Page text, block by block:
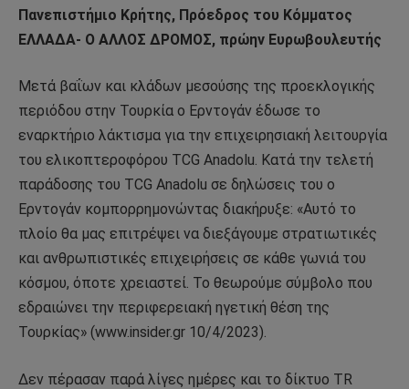
Πανεπιστήμιο Κρήτης, Πρόεδρος του Κόμματος
ΕΛΛΑΔΑ- Ο ΑΛΛΟΣ ΔΡΟΜΟΣ, πρώην Ευρωβουλευτής
Μετά βαΐων και κλάδων μεσούσης της προεκλογικής
περιόδου στην Τουρκία ο Ερντογάν έδωσε το
εναρκτήριο λάκτισμα για την επιχειρησιακή λειτουργία
του ελικοπτεροφόρου TCG Anadolu. Κατά την τελετή
παράδοσης του TCG Anadolu σε δηλώσεις του ο
Ερντογάν κομπορρημονώντας διακήρυξε: «Αυτό το
πλοίο θα μας επιτρέψει να διεξάγουμε στρατιωτικές
και ανθρωπιστικές επιχειρήσεις σε κάθε γωνιά του
κόσμου, όποτε χρειαστεί. Το θεωρούμε σύμβολο που
εδραιώνει την περιφερειακή ηγετική θέση της
Τουρκίας» (www.insider.gr 10/4/2023).
Δεν πέρασαν παρά λίγες ημέρες και το δίκτυο TR